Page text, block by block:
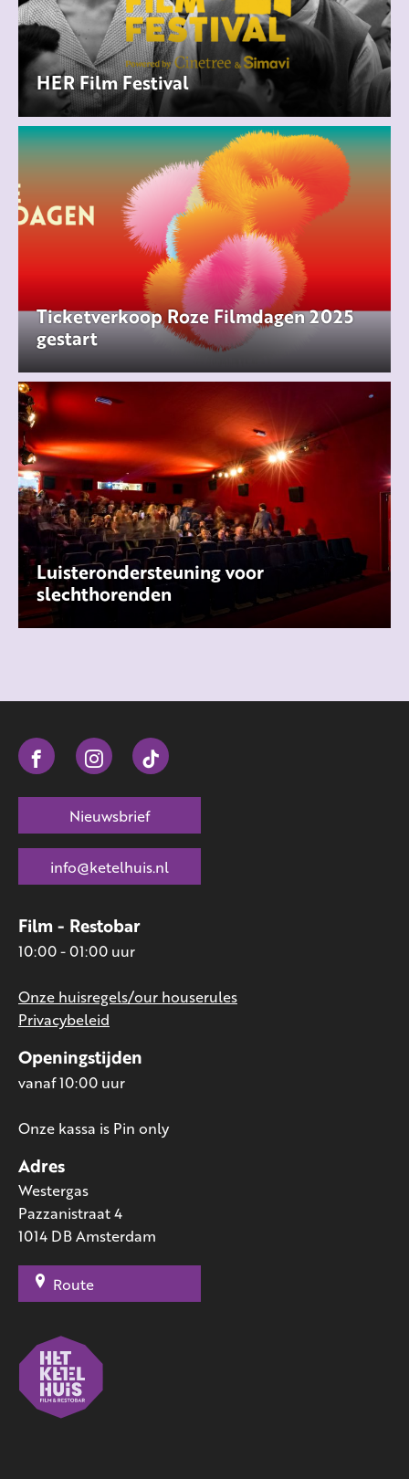
HER Film Festival
Ticketverkoop Roze Filmdagen 2025
gestart
Luisterondersteuning voor
slechthorenden
Adres
Westergas
Pazzanistraat 4
1014 DB Amsterdam
Route
Openingstijden
vanaf 10:00 uur
Onze kassa is Pin only
Film - Restobar
10:00 - 01:00 uur
Onze huisregels/our houserules
Privacybeleid
Nieuwsbrief
info@ketelhuis.nl